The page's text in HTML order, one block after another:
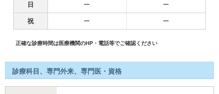
日 ー ー
祝 ー ー
正確な診療時間は医療機関のHP・電話等でご確認ください
診療科目、専門外来、専門医・資格